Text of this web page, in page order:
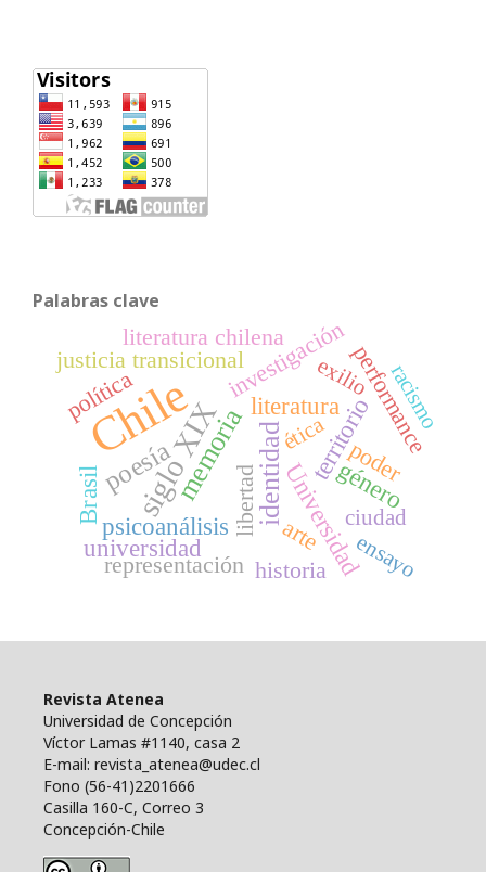
Palabras clave
Chile
siglo XIX identidad
memoria
poesía
psicoanálisis
universidad Universidad
literaturaterritorio
género
Brasil
performance
investigación
libertad arte
representación
justicia transicional
historia
literatura chilena
poder
política
ciudad
ética
exilio
ensayo
racismo
Revista Atenea
Universidad de Concepción
Víctor Lamas #1140, casa 2
E-mail: revista_atenea@udec.cl
Fono (56-41)2201666
Casilla 160-C, Correo 3
Concepción-Chile